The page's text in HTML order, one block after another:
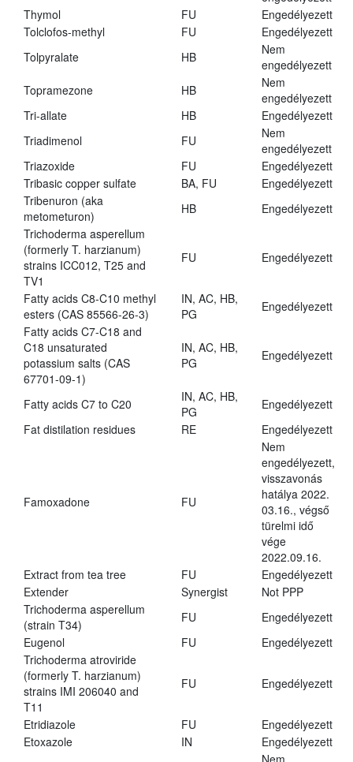
Thymol
FU
Engedélyezett
Tolclofos-methyl
FU
Engedélyezett
Tolpyralate
HB
Nem
engedélyezett
Topramezone
HB
Nem
engedélyezett
Tri-allate
HB
Engedélyezett
Triadimenol
FU
Nem
engedélyezett
Triazoxide
FU
Engedélyezett
Tribasic copper sulfate
BA, FU
Engedélyezett
Tribenuron (aka
metometuron)
HB
Engedélyezett
Trichoderma asperellum
(formerly T. harzianum)
strains ICC012, T25 and
TV1
FU Engedélyezett
Fatty acids C8-C10 methyl
esters (CAS 85566-26-3)
IN, AC, HB,
PG
Engedélyezett
Fatty acids C7-C18 and
C18 unsaturated
potassium salts (CAS
67701-09-1)
IN, AC, HB,
PG
Engedélyezett
Fatty acids C7 to C20
IN, AC, HB,
PG
Engedélyezett
Fat distilation residues
RE Engedélyezett
Famoxadone FU
Nem
engedélyezett,
visszavonás
hatálya 2022.
03.16., végső
türelmi idő
vége
2022.09.16.
Extract from tea tree
FU
Engedélyezett
Extender
Synergist
Not PPP
Trichoderma asperellum
(strain T34)
FU
Engedélyezett
Eugenol
FU
Engedélyezett
Trichoderma atroviride
(formerly T. harzianum)
strains IMI 206040 and
T11
FU Engedélyezett
Etridiazole FU
Engedélyezett
Etoxazole
IN
Engedélyezett